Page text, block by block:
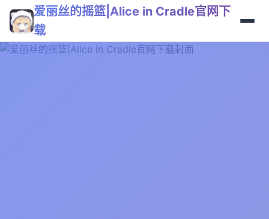
爱丽丝的摇篮|Alice in Cradle官网下
载